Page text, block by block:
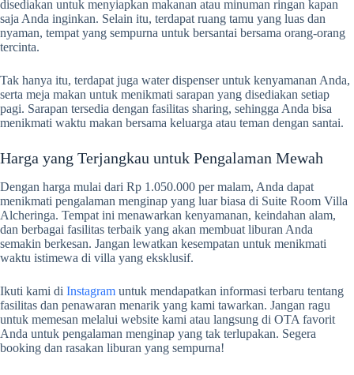
disediakan untuk menyiapkan makanan atau minuman ringan kapan
saja Anda inginkan. Selain itu, terdapat ruang tamu yang luas dan
nyaman, tempat yang sempurna untuk bersantai bersama orang-orang
tercinta.
Tak hanya itu, terdapat juga water dispenser untuk kenyamanan Anda,
serta meja makan untuk menikmati sarapan yang disediakan setiap
pagi. Sarapan tersedia dengan fasilitas sharing, sehingga Anda bisa
menikmati waktu makan bersama keluarga atau teman dengan santai.
Harga yang Terjangkau untuk Pengalaman Mewah
Dengan harga mulai dari Rp 1.050.000 per malam, Anda dapat
menikmati pengalaman menginap yang luar biasa di Suite Room Villa
Alcheringa. Tempat ini menawarkan kenyamanan, keindahan alam,
dan berbagai fasilitas terbaik yang akan membuat liburan Anda
semakin berkesan. Jangan lewatkan kesempatan untuk menikmati
waktu istimewa di villa yang eksklusif.
Ikuti kami di Instagram untuk mendapatkan informasi terbaru tentang
fasilitas dan penawaran menarik yang kami tawarkan. Jangan ragu
untuk memesan melalui website kami atau langsung di OTA favorit
Anda untuk pengalaman menginap yang tak terlupakan. Segera
booking dan rasakan liburan yang sempurna!